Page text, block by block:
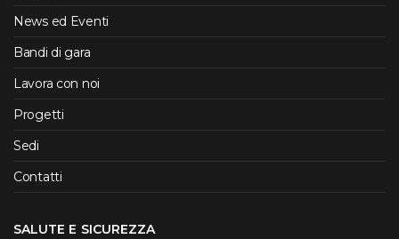
News ed Eventi
Bandi di gara
Lavora con noi
Progetti
Sedi
Contatti
SALUTE E SICUREZZA